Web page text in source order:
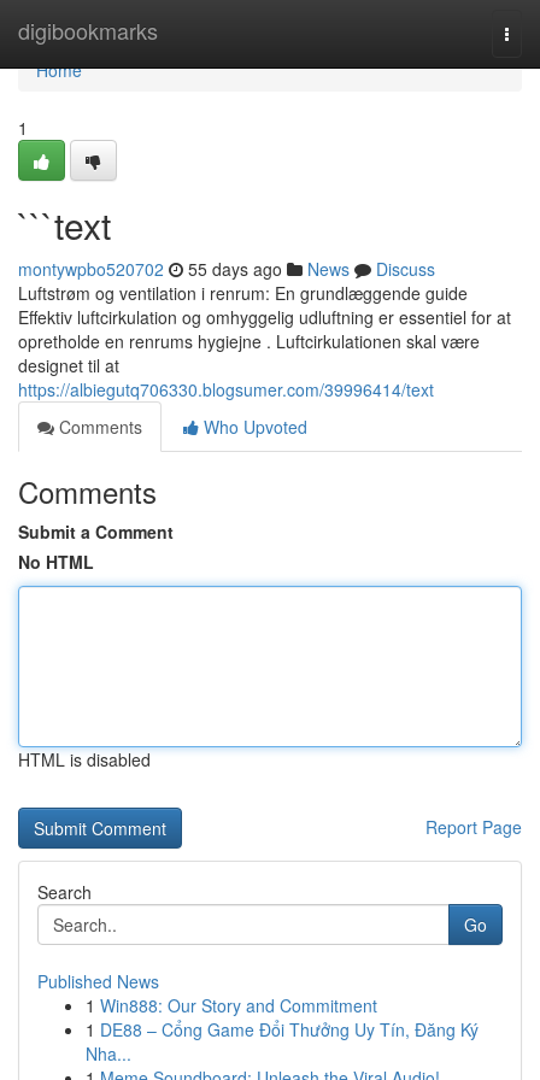
digibookmarks
Home
Home
1
```text
montywpbo520702 55 days ago News
Discuss
Luftstrøm og ventilation i renrum: En grundlæggende guide
Effektiv luftcirkulation og omhyggelig udluftning er essentiel for at
opretholde en renrums hygiejne . Luftcirkulationen skal være
designet til at
https://albiegutq706330.blogsumer.com/39996414/text
Comments
Who Upvoted
Comments
Submit a Comment
No HTML
HTML is disabled
Report Page
Search
Go
Published News
1 Win888: Our Story and Commitment
1 DE88 – Cổng Game Đổi Thưởng Uy Tín, Đăng Ký
Nha...